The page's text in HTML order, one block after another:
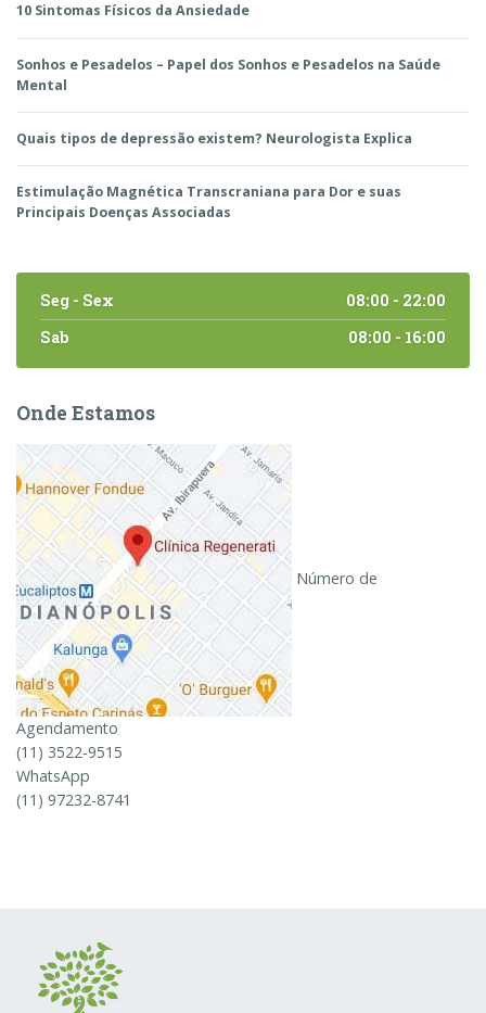
10 Sintomas Físicos da Ansiedade
Sonhos e Pesadelos – Papel dos Sonhos e Pesadelos na Saúde
Mental
Quais tipos de depressão existem? Neurologista Explica
Estimulação Magnética Transcraniana para Dor e suas
Principais Doenças Associadas
Seg - Sex
08:00 - 22:00
Sab
08:00 - 16:00
Onde Estamos
Número de
Agendamento
(11) 3522-9515
WhatsApp
(11) 97232-8741